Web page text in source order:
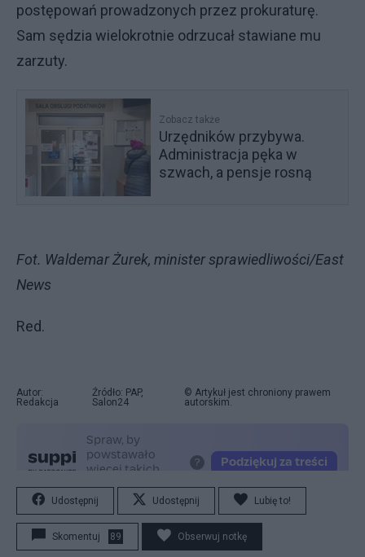
postępowań prowadzonych przez prokuraturę.
Sam sędzia wielokrotnie odrzucał stawiane mu
zarzuty.
Zobacz także
Urzędników przybywa.
Administracja pęka w
szwach, a pensje rosną
Fot. Waldemar Żurek, minister sprawiedliwości/East
News
Red.
Autor:
Redakcja
Źródło: PAP,
Salon24
© Artykuł jest chroniony prawem
autorskim.
Udostępnij Udostępnij Lubię to!
Skomentuj 89 Obserwuj notkę